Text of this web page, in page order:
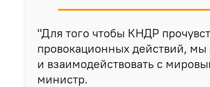
"Для того чтобы КНДР
провокационных действий, мы
и взаимодействовать с
министр.